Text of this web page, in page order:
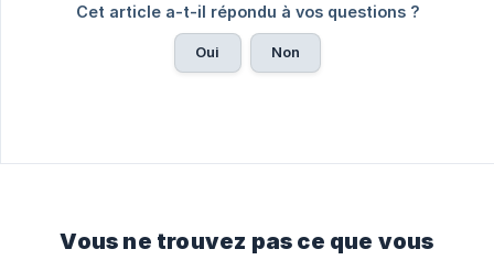
Cet article a-t-il répondu à vos questions ?
Oui Non
Vous ne trouvez pas ce que vous